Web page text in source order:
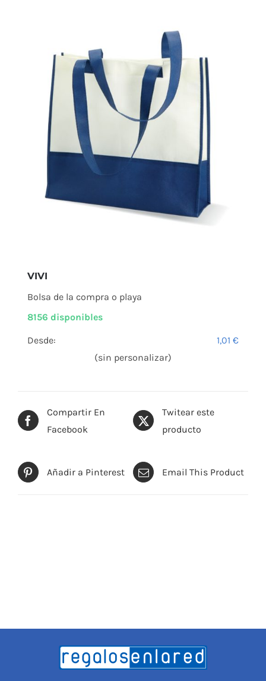
Compartir En
Facebook
Twitear este
producto
Añadir a Pinterest Email This Product
VIVI
Bolsa de la compra o playa
8156 disponibles
Desde: 1,01€
(sin personalizar)